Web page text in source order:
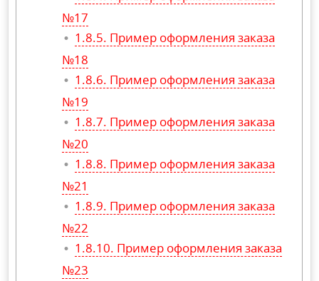
№17
Пример оформления заказа
№18
Пример оформления заказа
№19
Пример оформления заказа
№20
Пример оформления заказа
№21
Пример оформления заказа
№22
Пример оформления заказа
№23